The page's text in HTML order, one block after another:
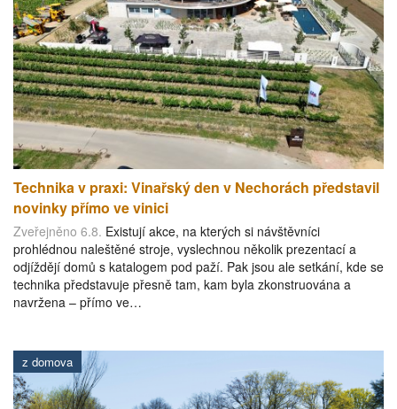
Technika v praxi: Vinařský den v Nechorách představil
novinky přímo ve vinici
Zveřejněno 6.8. Existují akce, na kterých si návštěvníci
prohlédnou naleštěné stroje, vyslechnou několik prezentací a
odjíždějí domů s katalogem pod paží. Pak jsou ale setkání, kde se
technika představuje přesně tam, kam byla zkonstruována a
navržena – přímo ve…
z domova